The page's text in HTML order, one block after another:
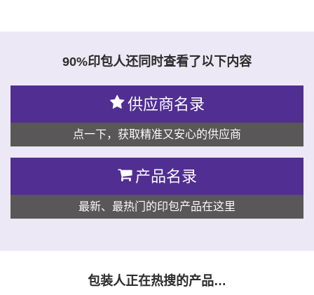
90%印包人还同时查看了以下内容
供应商名录
点一下，获取精准又安心的供应商
产品名录
最新、最热门的印包产品在这里
包装人正在热搜的产品…